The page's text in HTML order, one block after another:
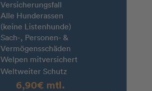
Versicherungsfall
Alle Hunderassen
(keine Listenhunde)
Sach-, Personen- &
Vermögensschäden
Welpen mitversichert
Weltweiter Schutz
6,90€ mtl.